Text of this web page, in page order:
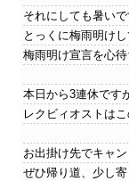
それにしても暑いで
とっくに梅雨明け
梅雨明け宣言を心
本日から3連休です
レクビィオストは
お出掛け先でキャ
ぜひ帰り道、少し